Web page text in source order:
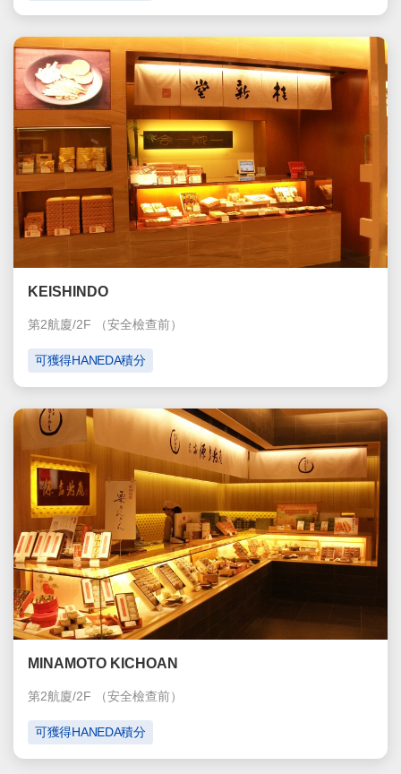
KEISHINDO
第2航廈/2F （安全檢查前）
可獲得HANEDA積分
MINAMOTO KICHOAN
第2航廈/2F （安全檢查前）
可獲得HANEDA積分